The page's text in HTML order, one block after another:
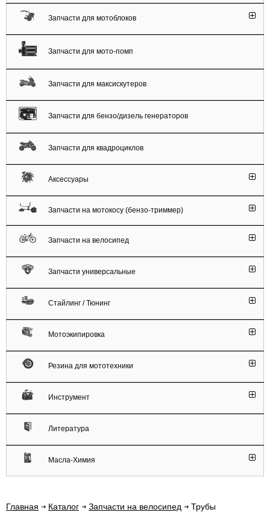
Запчасти для мотоблоков
Запчасти для мото-помп
Запчасти для максискутеров
Запчасти для бензо/дизель генераторов
Запчасти для квадроциклов
Аксессуары
Запчасти на мотокосу (бензо-триммер)
Запчасти на велосипед
Запчасти универсальные
Стайлинг / Тюнинг
Мотоэкипировка
Резина для мототехники
Инструмент
Литература
Масла-Химия
Главная Каталог Запчасти на велосипед
Трубы